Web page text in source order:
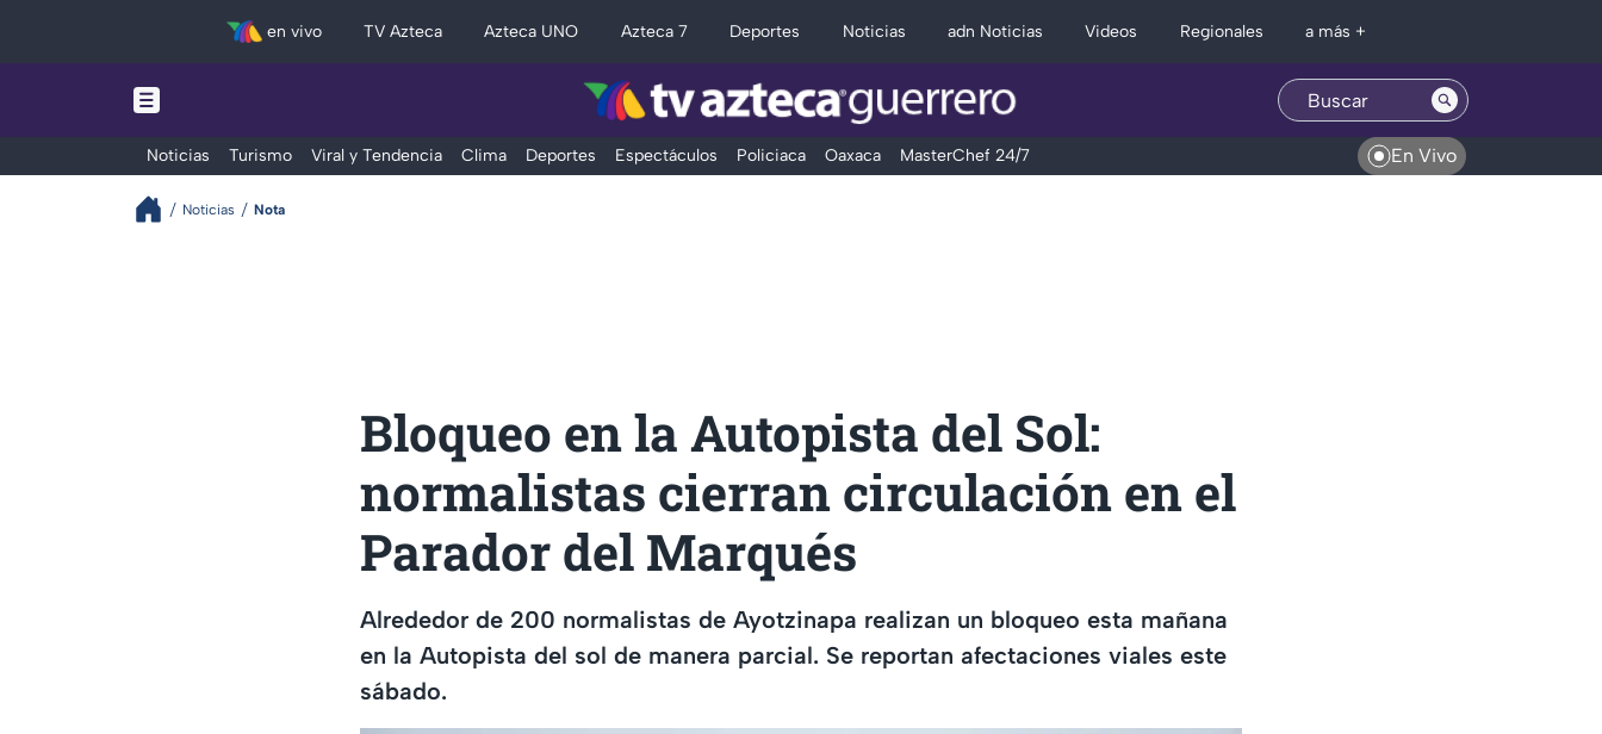
en vivo TV Azteca Azteca UNO Azteca 7 Deportes Noticias adn Noticias Videos Regionales a más +
Noticias Turismo Viral y Tendencia Clima Deportes Espectáculos Policiaca Oaxaca MasterChef 24/7 En Vivo
Noticias Nota
Bloqueo en la Autopista del Sol:
normalistas cierran circulación en el
Parador del Marqués
Alrededor de 200 normalistas de Ayotzinapa realizan un bloqueo esta mañana
en la Autopista del sol de manera parcial. Se reportan afectaciones viales este
sábado.